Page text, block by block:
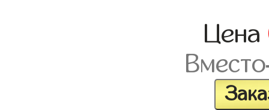
Цена
Вместо